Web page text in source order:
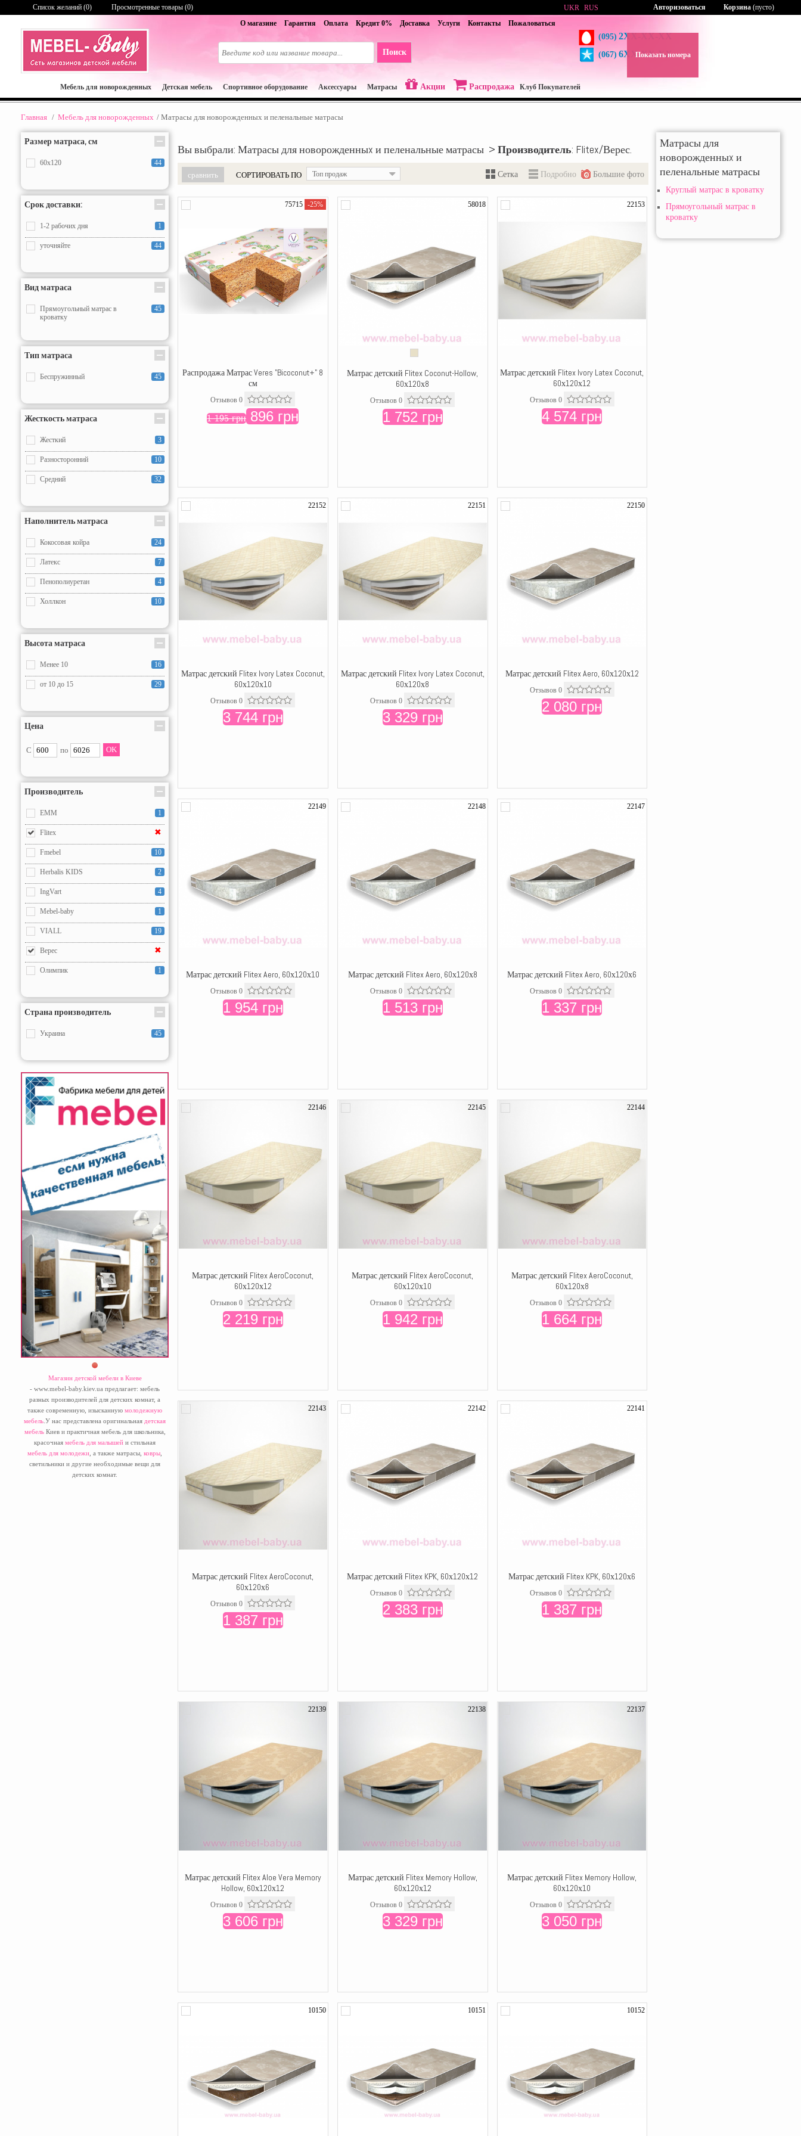
О магазине Гарантия Оплата Кредит 0% Доставка Услуги Контакты Пожаловаться
(095) 2XX-XX-XX
(067) 6XX-XX-XX
Показать номера
UKR RUS
Список желаний (0) Просмотренные товары (0) Корзина (пусто)
Авторизоваться
Мебель для новорожденных Детская мебель Спортивное оборудование Аксессуары Матрасы Акции Распродажа Клуб Покупателей
Главная / Мебель для новорожденных / Матрасы для новорожденныx и пеленальные матрасы
Размер матраса, см
60x120 44
Срок доставки:
1-2 рабочих дня 1
уточняйте 44
Вид матраса
Прямоугольный матрас в
кроватку
45
Тип матраса
Беспружинный 45
Жесткость матраса
Жесткий 3
Разносторонний 10
Средний 32
Наполнитель матраса
Кокосовая койра 24
Латекс 7
Пенополиуретан 4
Холлкон 10
Высота матраса
Менее 10 16
от 10 до 15 29
Цена
С по
Производитель
EMM 1
Flitex ✖
Fmebel 10
Herbalis KIDS 2
IngVart 4
Mebel-baby 1
VIALL 19
Верес ✖
Олимпик 1
Страна производитель
Украина 45
Магазин детской мебели в Киеве
- www.mebel-baby.kiev.ua предлагает: мебель
разных производителей для детских комнат, а
также современную, изысканную молодежную
мебель .У нас представлена оригинальная детская
мебельКиев и практичная мебель для школьника,
красочная мебель для малышей и стильная
мебель для молодежи , а также матрасы, ковры
светильники и другие необходимые вещи для
детских комнат.
Вы выбрали: Матрасы для новорожденныx и пеленальные матрасы > Производитель: Flitex/Верес.
СОРТИРОВАТЬ ПО Топ продаж Сетка Подробно Большие фото
75715 -25%
Распродажа Матрас Veres "Bicoconut+" 8
см
Отзывов 0
1 195 грн896 грн
58018
Матрас детский Flitex Coconut-Hollow,
60х120х8
Отзывов 0
1 752 грн
22153
Матрас детский Flitex Ivory Latex Coconut,
60х120х12
Отзывов 0
4 574 грн
22152
Матрас детский Flitex Ivory Latex Coconut,
60х120х10
Отзывов 0
3 744 грн
22151
Матрас детский Flitex Ivory Latex Coconut,
60х120х8
Отзывов 0
3 329 грн
22150
Матрас детский Flitex Aero, 60х120х12
Отзывов 0
2 080 грн
22149
Матрас детский Flitex Aero, 60х120х10
Отзывов 0
1 954 грн
22148
Матрас детский Flitex Aero, 60х120х8
Отзывов 0
1 513 грн
22147
Матрас детский Flitex Aero, 60х120х6
Отзывов 0
1 337 грн
22146
Матрас детский Flitex AeroCoconut,
60х120х12
Отзывов 0
2 219 грн
22145
Матрас детский Flitex AeroCoconut,
60х120х10
Отзывов 0
1 942 грн
22144
Матрас детский Flitex AeroCoconut,
60х120х8
Отзывов 0
1 664 грн
22143
Матрас детский Flitex AeroCoconut,
60х120х6
Отзывов 0
1 387 грн
22142
Матрас детский Flitex KPK, 60х120х12
Отзывов 0
2 383 грн
22141
Матрас детский Flitex KPK, 60х120х6
Отзывов 0
1 387 грн
22139
Матрас детский Flitex Aloe Vera Memory
Hollow, 60х120х12
Отзывов 0
3 606 грн
22138
Матрас детский Flitex Memory Hollow,
60х120х12
Отзывов 0
3 329 грн
22137
Матрас детский Flitex Memory Hollow,
60х120х10
Отзывов 0
3 050 грн
10150 10151 10152
Матрасы для
новорожденныx и
пеленальные матрасы
Круглый матрас в кроватку
Прямоугольный матрас в
кроватку